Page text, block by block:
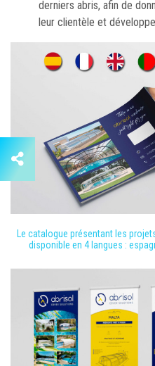
derniers abris, afin de
leur clientèle et
Le catalogue présentant les
disponible en 4 langues :